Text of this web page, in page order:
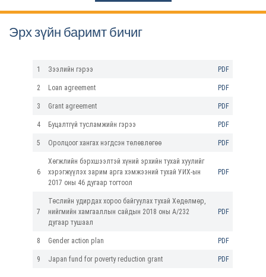
Эрх зүйн баримт бичиг
1 Зээлийн гэрээ PDF
2 Loan agreement PDF
3 Grant agreement PDF
4 Буцалтгүй тусламжийн гэрээ PDF
5 Оролцоог хангах нэгдсэн төлөвлөгөө PDF
6
Хөгжлийн бэрхшээлтэй хүний эрхийн тухай хуулийг
хэрэгжүүлэх зарим арга хэмжээний тухай УИХ-ын
2017 оны 46 дугаар тогтоол
PDF
7
Төслийн удирдах хороо байгуулах тухай Хөдөлмөр,
нийгмийн хамгааллын сайдын 2018 оны А/232
дугаар тушаал
PDF
8 Gender action plan PDF
9 Japan fund for poverty reduction grant PDF